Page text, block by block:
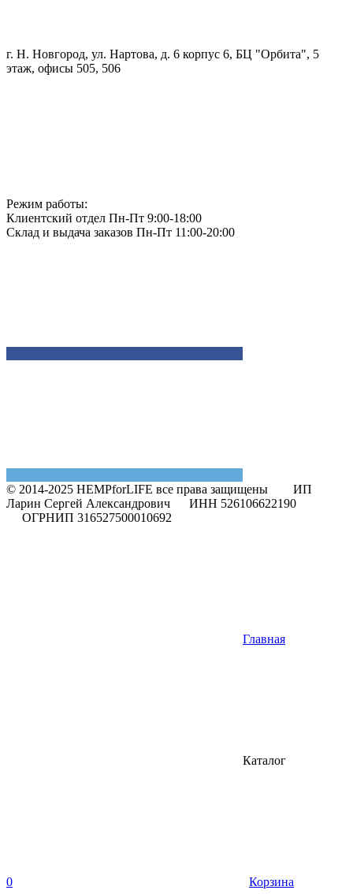
г. Н. Новгород, ул. Нартова, д. 6 корпус 6, БЦ "Орбита", 5
этаж, офисы 505, 506
Режим работы:
Клиентский отдел Пн-Пт 9:00-18:00
Склад и выдача заказов Пн-Пт 11:00-20:00
© 2014-2025 HEMPforLIFE все права защищены
ИП
Ларин Сергей Александрович ИНН 526106622190
ОГРНИП 316527500010692
Главная
Каталог
0 Корзина